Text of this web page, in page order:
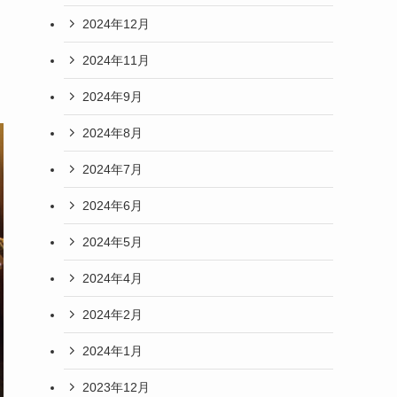
2024年12月
2024年11月
2024年9月
2024年8月
2024年7月
2024年6月
2024年5月
2024年4月
2024年2月
2024年1月
2023年12月